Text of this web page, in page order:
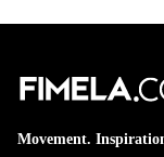
Movement.